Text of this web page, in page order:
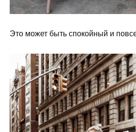
Это может быть спокойный и